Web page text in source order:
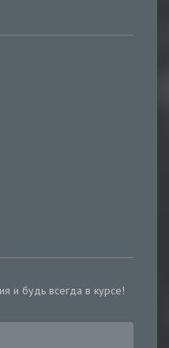
и будь всегда в курсе!